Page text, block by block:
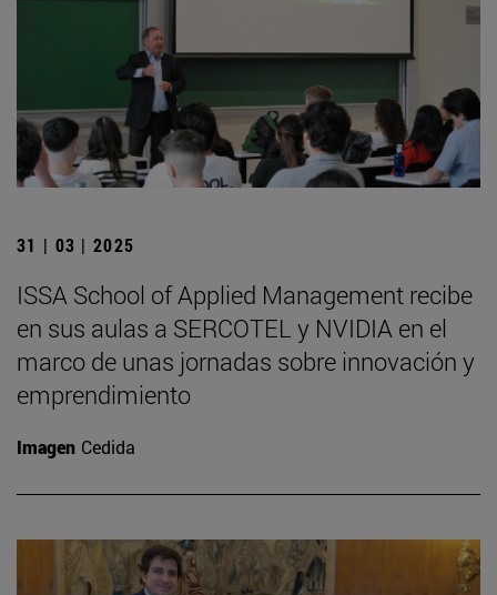
31 | 03 | 2025
ISSA School of Applied Management recibe
en sus aulas a SERCOTEL y NVIDIA en el
marco de unas jornadas sobre innovación y
emprendimiento
Imagen Cedida